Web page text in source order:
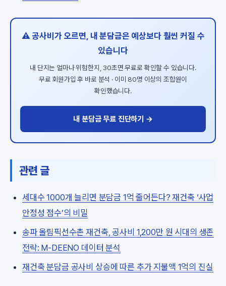
⚠️ 공사비가 오르면, 내 분담금은 예상보다 훨씬 커질 수
있습니다
내 단지는 얼마나 위험한지, 30초면 무료로 확인할 수 있습니다.
무료 회원가입 후 바로 분석 · 이미 80명 이상의 조합원이
확인했습니다.
내 분담금 무료 진단하기 →
관련 글
세대수 1000개 늘리면 분담금 1억 줄어든다? 재건축 ‘사업
안정성 점수’의 비밀
송파 올림픽선수촌 재건축, 공사비 1,200만 원 시대의 생존
전략: M-DEENO 데이터 분석
재건축 분담금 공사비 상승에 따른 추가 지불액 1억의 진실